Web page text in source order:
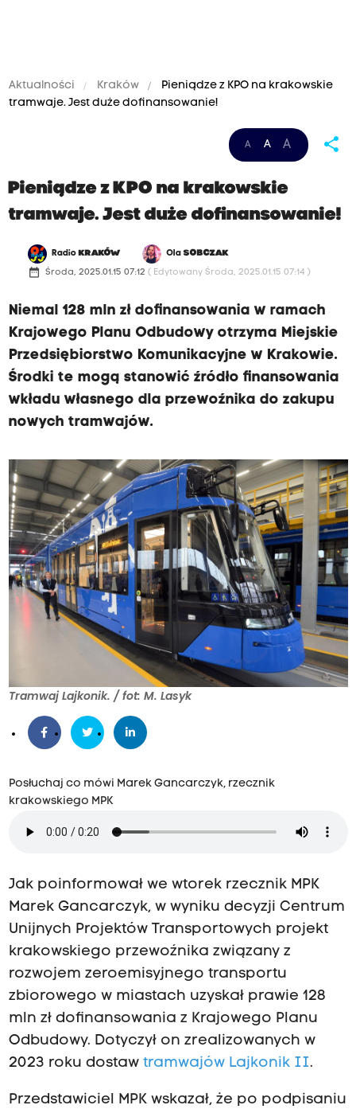
Aktualności Kraków
Pieniądze z KPO na krakowskie
tramwaje. Jest duże dofinansowanie!
A A A share
Pieniądze z KPO na krakowskie
tramwaje. Jest duże dofinansowanie!
Radio KRAKÓW OlaSOBCZAK
date_range Środa, 2025.01.15 07:12 ( Edytowany Środa, 2025.01.15 07:14 )
Niemal 128 mln zł dofinansowania w ramach
Krajowego Planu Odbudowy otrzyma Miejskie
Przedsiębiorstwo Komunikacyjne w Krakowie.
Środki te mogą stanowić źródło finansowania
wkładu własnego dla przewoźnika do zakupu
nowych tramwajów.
Tramwaj Lajkonik. / fot: M. Lasyk
Posłuchaj co mówi Marek Gancarczyk, rzecznik
krakowskiego MPK
Jak poinformował we wtorek rzecznik MPK
Marek Gancarczyk, w wyniku decyzji Centrum
Unijnych Projektów Transportowych projekt
krakowskiego przewoźnika związany z
rozwojem zeroemisyjnego transportu
zbiorowego w miastach uzyskał prawie 128
mln zł dofinansowania z Krajowego Planu
Odbudowy. Dotyczył on zrealizowanych w
2023 roku dostaw tramwajów Lajkonik II.
Przedstawiciel MPK wskazał, że po podpisaniu